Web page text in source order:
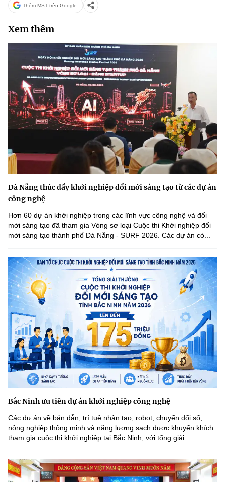
Thêm MST trên Google
Xem thêm
Đà Nẵng thúc đẩy khởi nghiệp đổi mới sáng tạo từ các dự án
công nghệ
Hơn 60 dự án khởi nghiệp trong các lĩnh vực công nghệ và đổi
mới sáng tạo đã tham gia Vòng sơ loại Cuộc thi Khởi nghiệp đổi
mới sáng tạo thành phố Đà Nẵng - SURF 2026. Các dự án có...
Bắc Ninh ưu tiên dự án khởi nghiệp công nghệ
Các dự án về bán dẫn, trí tuệ nhân tạo, robot, chuyển đổi số,
nông nghiệp thông minh và năng lượng sạch được khuyến khích
tham gia cuộc thi khởi nghiệp tại Bắc Ninh, với tổng giải...